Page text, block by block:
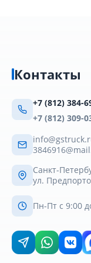
Контакты
+7 (812) 384-
+7 (812) 309-
Санкт-
ул.
Пн-Пт с 9:00